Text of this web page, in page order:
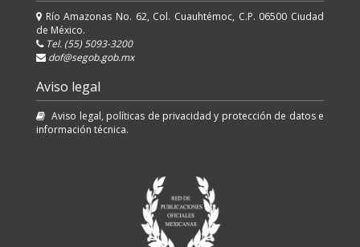
Río Amazonas No. 62, Col. Cuauhtémoc, C.P. 06500 Ciudad
de México.
Tel. (55) 5093-3200
dof@segob.gob.mx
Aviso legal
Aviso legal, políticas de privacidad y protección de datos e
información técnica.